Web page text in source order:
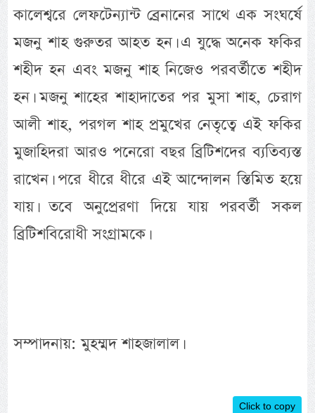
কালেশ্বরে লেফটেন্যান্ট ব্রেনানের সাথে এক সংঘর্ষে
মজনু শাহ গুরুতর আহত হন। এ যুদ্ধে অনেক ফকির
শহীদ হন এবং মজনু শাহ নিজেও পরবর্তীতে শহীদ
হন। মজনু শাহের শাহাদাতের পর মুসা শাহ, চেরাগ
আলী শাহ, পরগল শাহ প্রমুখের নেতৃত্বে এই ফকির
মুজাহিদরা আরও পনেরো বছর ব্রিটিশদের ব্যতিব্যস্ত
রাখেন। পরে ধীরে ধীরে এই আন্দোলন স্তিমিত হয়ে
যায়। তবে অনুপ্রেরণা দিয়ে যায় পরবর্তী সকল
ব্রিটিশবিরোধী সংগ্রামকে।
সম্পাদনায়: মুহম্মদ শাহজালাল।
Click to copy